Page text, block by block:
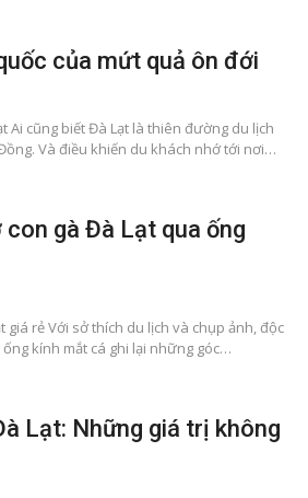
của mứt quả ôn đới
Ai cũng biết Đà Lạt là thiên đường du lịch
Và điều khiến du khách nhớ tới nơi…
gà Đà Lạt qua ống
giá rẻ Với sở thích du lịch và chụp ảnh, độc
kính mắt cá ghi lại những góc…
Lạt: Những giá trị không